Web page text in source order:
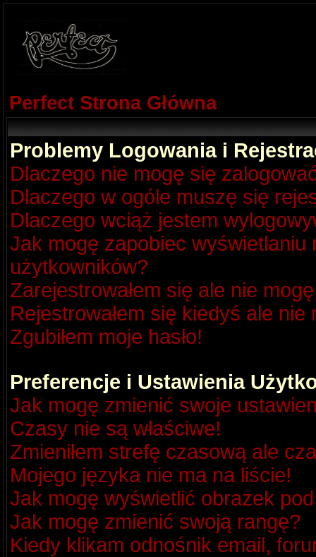
Perfect Strona Główna
Problemy Logowania i
Dlaczego nie mogę się
Dlaczego w ogóle muszę się
Dlaczego wciąż jestem
Jak mogę zapobiec
użytkowników?
Zarejestrowałem się ale nie
Rejestrowałem się kiedyś ale
Zgubiłem moje hasło!
Preferencje i Ustawienia
Jak mogę zmienić swoje
Czasy nie są właściwe!
Zmieniłem strefę czasową ale
Mojego języka nie ma na liście!
Jak mogę wyświetlić obrazek
Jak mogę zmienić swoją rangę?
Kiedy klikam odnośnik email,